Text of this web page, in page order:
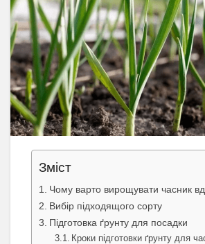
Зміст
Чому варто вирощувати часник
Вибір підходящого сорту
Підготовка ґрунту для посадки
Кроки підготовки ґрунту для